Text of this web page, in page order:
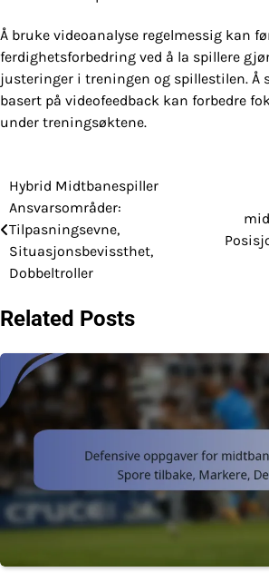
Å bruke videoanalyse regelmessig kan
ferdighetsforbedring ved å la spillere
justeringer i treningen og spillestilen. Å
basert på videofeedback kan forbedre
under treningsøktene.
Post
navigation
Hybrid Midtbanespiller
Ansvarsområder:
Tilpasningsevne,
Situasjonsbevissthet,
Dobbeltroller
Related Posts